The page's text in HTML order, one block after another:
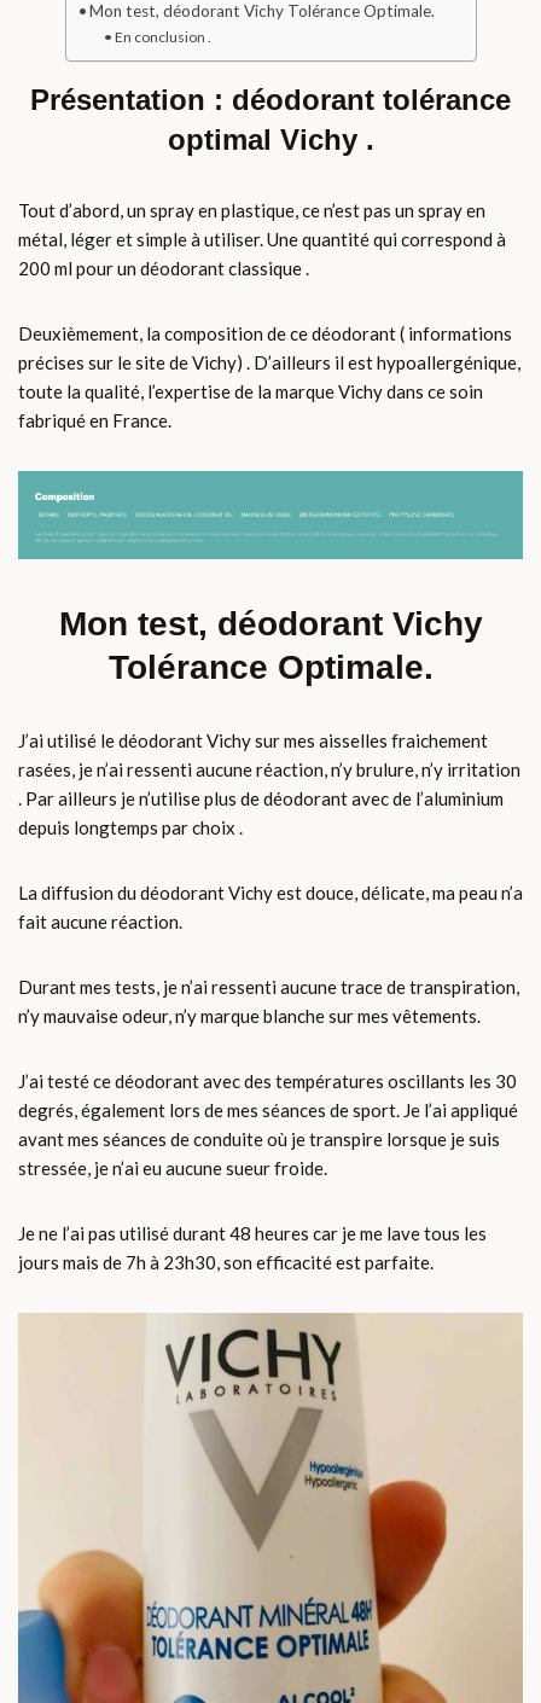
Mon test, déodorant Vichy Tolérance Optimale.
En conclusion .
Présentation : déodorant tolérance
optimal Vichy .
Tout d’abord, un spray en plastique, ce n’est pas un spray en
métal, léger et simple à utiliser. Une quantité qui correspond à
200 ml pour un déodorant classique .
Deuxièmement, la composition de ce déodorant ( informations
précises sur le site de Vichy) . D’ailleurs il est hypoallergénique,
toute la qualité, l’expertise de la marque Vichy dans ce soin
fabriqué en France.
Mon test, déodorant Vichy
Tolérance Optimale.
J’ai utilisé le déodorant Vichy sur mes aisselles fraichement
rasées, je n’ai ressenti aucune réaction, n’y brulure, n’y irritation
. Par ailleurs je n’utilise plus de déodorant avec de l’aluminium
depuis longtemps par choix .
La diffusion du déodorant Vichy est douce, délicate, ma peau n’a
fait aucune réaction.
Durant mes tests, je n’ai ressenti aucune trace de transpiration,
n’y mauvaise odeur, n’y marque blanche sur mes vêtements.
J’ai testé ce déodorant avec des températures oscillants les 30
degrés, également lors de mes séances de sport. Je l’ai appliqué
avant mes séances de conduite où je transpire lorsque je suis
stressée, je n’ai eu aucune sueur froide.
Je ne l’ai pas utilisé durant 48 heures car je me lave tous les
jours mais de 7h à 23h30, son efficacité est parfaite.